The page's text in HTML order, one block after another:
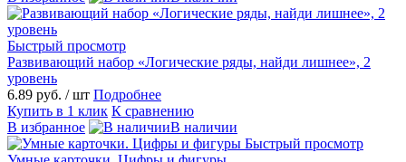
Быстрый просмотр
Развивающий набор «Логические ряды, найди лишнее», 2
уровень
6.89 руб. / шт Подробнее
Купить в 1 клик К сравнению
В избранное
В наличии
Быстрый просмотр